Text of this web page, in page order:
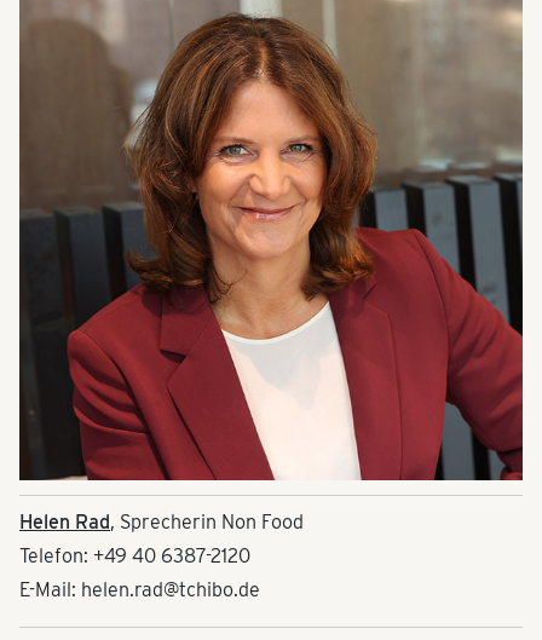
Helen Rad, Sprecherin Non Food
Telefon: +49 40 6387-2120
E-Mail: helen.rad@tchibo.de